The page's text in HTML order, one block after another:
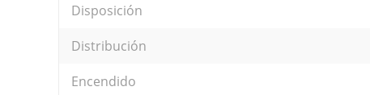
Disposición
Distribución
Encendido